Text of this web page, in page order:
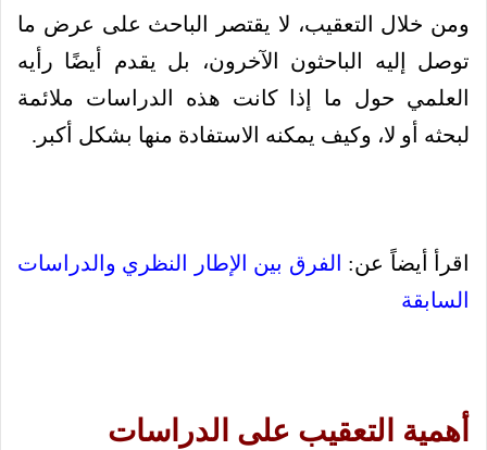
ومن خلال التعقيب، لا يقتصر الباحث على عرض ما
توصل إليه الباحثون الآخرون، بل يقدم أيضًا رأيه
العلمي حول ما إذا كانت هذه الدراسات ملائمة
لبحثه أو لا، وكيف يمكنه الاستفادة منها بشكل أكبر.
اقرأ أيضاً عن: الفرق بين الإطار النظري والدراسات
السابقة
أهمية التعقيب على الدراسات